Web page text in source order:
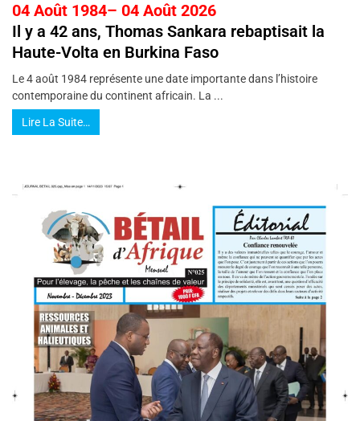
04 Août 1984– 04 Août 2026
Il y a 42 ans, Thomas Sankara rebaptisait la
Haute-Volta en Burkina Faso
Le 4 août 1984 représente une date importante dans l’histoire
contemporaine du continent africain. La ...
Lire La Suite…